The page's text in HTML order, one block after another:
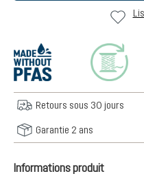
Retours sous 30 jours
Garantie 2 ans
Informations produit